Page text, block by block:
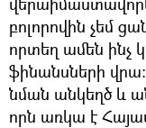
բոլորովին չեմ
որտեղ ամեն ինչ
ֆինանսների վրա:
նման անկեղծ և
որն առկա է